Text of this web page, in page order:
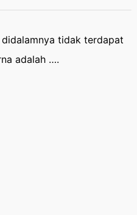
tidak terdapat
adalah ….